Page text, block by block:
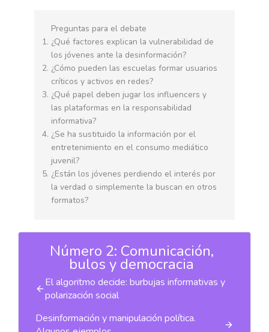
Preguntas para el debate
¿Qué factores explican la vulnerabilidad de
los jóvenes ante la desinformación?
¿Cómo pueden las escuelas formar usuarios
críticos y activos en redes?
¿Qué papel deben jugar los influencers y
las plataformas en la responsabilidad
informativa?
¿Se ha sustituido la información por el
entretenimiento en el consumo mediático
juvenil?
¿Están los jóvenes perdiendo el interés por
la verdad o simplemente la buscan en otros
formatos?
Número 2: Comunicación,
bulos y democracia
El algoritmo decide: burbujas informativas y
polarización social
Desinformación y manipulación política.